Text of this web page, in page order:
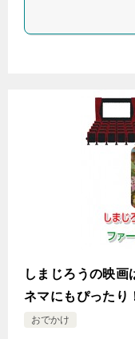
しまじろうの映画
ネマにもぴったり
おでかけ